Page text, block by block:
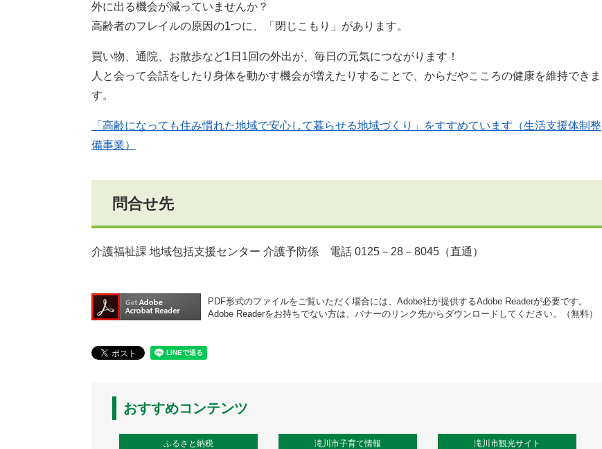
外に出る機会が減っていませんか？
高齢者のフレイルの原因の1つに、「閉じこもり」があります。
買い物、通院、お散歩など1日1回の外出が、毎日の元気につながります！
人と会って会話をしたり身体を動かす機会が増えたりすることで、からだやこころの健康を維持できま
す。
「高齢になっても住み慣れた地域で安心して暮らせる地域づくり」をすすめています（生活支援体制整
備事業）
問合せ先
介護福祉課 地域包括支援センター 介護予防係 電話 0125－28－8045（直通）
PDF形式のファイルをご覧いただく場合には、Adobe社が提供するAdobe Readerが必要です。
Adobe Readerをお持ちでない方は、バナーのリンク先からダウンロードしてください。（無料）
おすすめコンテンツ
ふるさと納税 滝川市子育て情報 滝川市観光サイト